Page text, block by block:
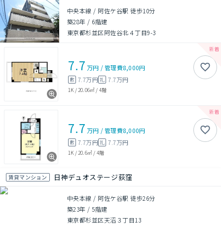
中央本線 / 阿佐ケ谷駅 徒歩10分
築28年 / 6階建
東京都杉並区阿佐谷北４丁目9-3
7.7 万円 /管理費8,000円
敷 7.7万円礼 7.7万円
1K / 20.06㎡ / 4階
7.7 万円 /管理費8,000円
敷 7.7万円礼 7.7万円
1K / 20.6㎡ / 4階
賃貸マンション 日神デュオステージ荻窪
中央本線 / 阿佐ケ谷駅 徒歩26分
築23年 /5階建
東京都杉並区天沼３丁目13